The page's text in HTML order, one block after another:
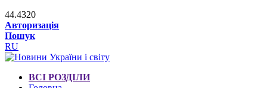
44.4320
Авторизація
Пошук
RU
ВСІ РОЗДІЛИ